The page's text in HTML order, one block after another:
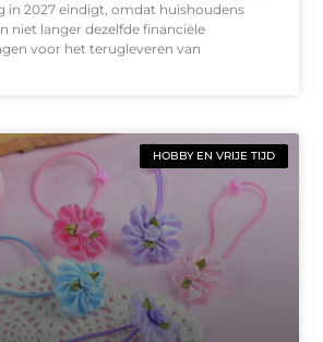
in 2027 eindigt, omdat huishoudens
niet langer dezelfde financiële
voor het terugleveren van
HOBBY EN VRIJE TIJD